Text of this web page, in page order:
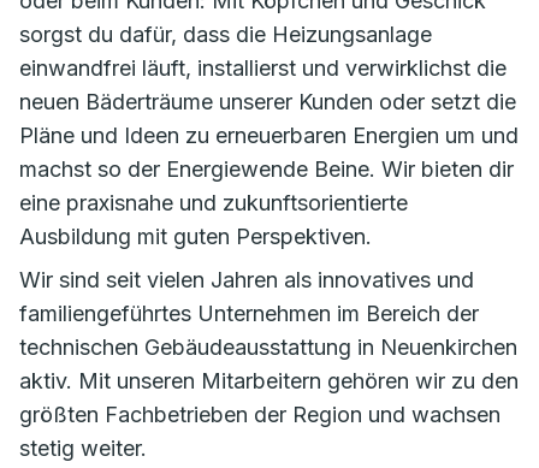
sorgst du dafür, dass die Heizungsanlage
einwandfrei läuft, installierst und verwirklichst die
neuen Bäderträume unserer Kunden oder setzt die
Pläne und Ideen zu erneuerbaren Energien um und
machst so der Energiewende Beine. Wir bieten dir
eine praxisnahe und zukunftsorientierte
Ausbildung mit guten Perspektiven.
Wir sind seit vielen Jahren als innovatives und
familiengeführtes Unternehmen im Bereich der
technischen Gebäudeausstattung in Neuenkirchen
aktiv. Mit unseren Mitarbeitern gehören wir zu den
größten Fachbetrieben der Region und wachsen
stetig weiter.